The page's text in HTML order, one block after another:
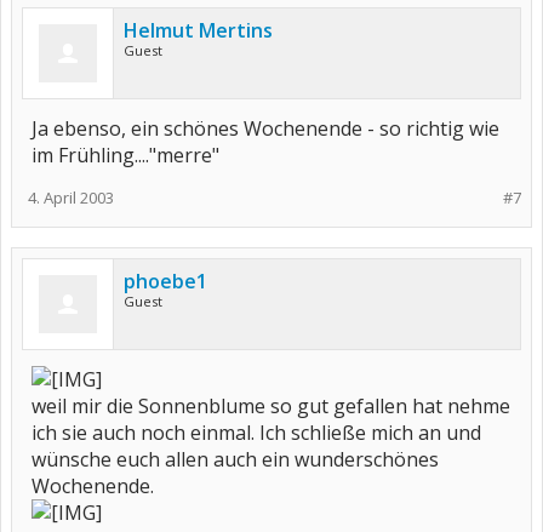
Helmut Mertins
Guest
Ja ebenso, ein schönes Wochenende - so richtig wie
im Frühling...."merre"
#7
4. April 2003
phoebe1
Guest
weil mir die Sonnenblume so gut gefallen hat nehme
ich sie auch noch einmal. Ich schließe mich an und
wünsche euch allen auch ein wunderschönes
Wochenende.